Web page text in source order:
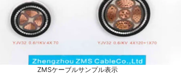
ZMSケーブルサンプル表示